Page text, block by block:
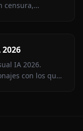
censura,
IA 2026.
con los que